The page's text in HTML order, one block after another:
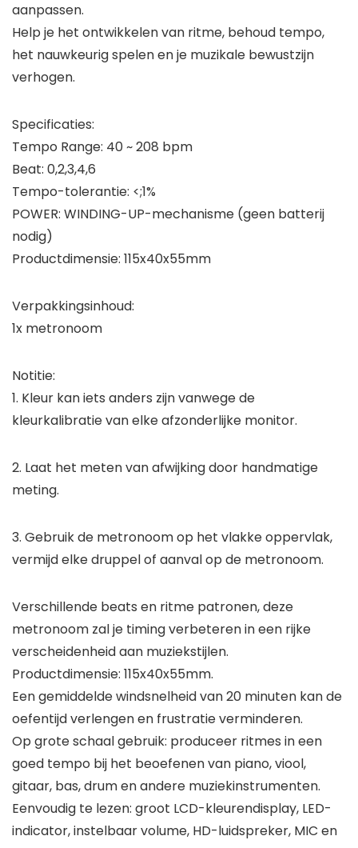
aanpassen.
Help je het ontwikkelen van ritme, behoud tempo,
het nauwkeurig spelen en je muzikale bewustzijn
verhogen.
Specificaties:
Tempo Range: 40 ~ 208 bpm
Beat: 0,2,3,4,6
Tempo-tolerantie: <;1%
POWER: WINDING-UP-mechanisme (geen batterij
nodig)
Productdimensie: 115x40x55mm
Verpakkingsinhoud:
1x metronoom
Notitie:
1. Kleur kan iets anders zijn vanwege de
kleurkalibratie van elke afzonderlijke monitor.
2. Laat het meten van afwijking door handmatige
meting.
3. Gebruik de metronoom op het vlakke oppervlak,
vermijd elke druppel of aanval op de metronoom.
Verschillende beats en ritme patronen, deze
metronoom zal je timing verbeteren in een rijke
verscheidenheid aan muziekstijlen.
Productdimensie: 115x40x55mm.
Een gemiddelde windsnelheid van 20 minuten kan de
oefentijd verlengen en frustratie verminderen.
Op grote schaal gebruik: produceer ritmes in een
goed tempo bij het beoefenen van piano, viool,
gitaar, bas, drum en andere muziekinstrumenten.
Eenvoudig te lezen: groot LCD-kleurendisplay, LED-
indicator, instelbaar volume, HD-luidspreker, MIC en